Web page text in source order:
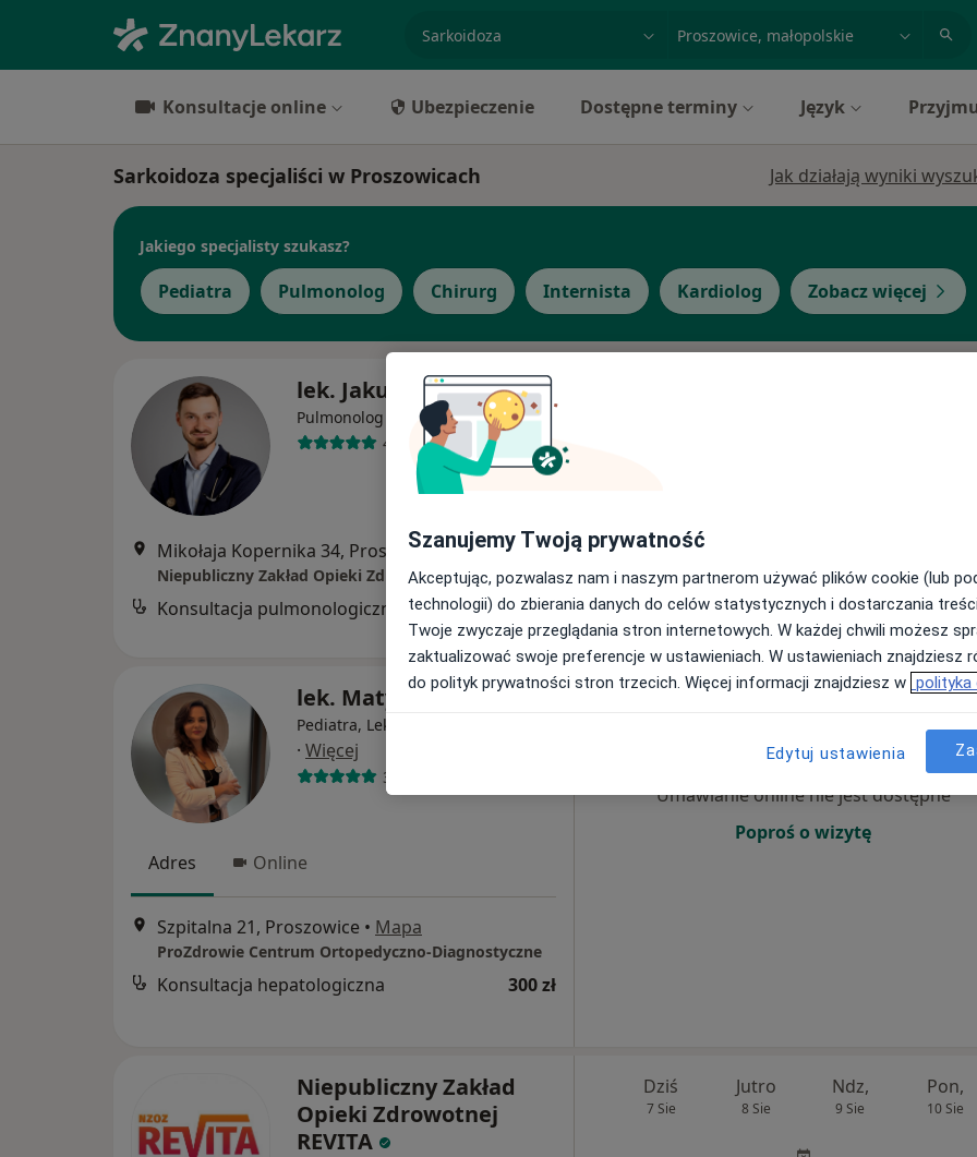
Konsultacje online Ubezpieczenie Dostępne terminy Język
Sarkoidoza specjaliści w Proszowicach Jak działają wyniki
Jakiego specjalisty szukasz?
Pediatra Pulmonolog Chirurg Internista Kardiolog Zobacz więcej
lek. Jakub Pabjańczyk
Pulmonolog Więcej
41 opinii
Mikołaja Kopernika 34, Proszowice•Mapa
Niepubliczny Zakład Opieki Zdrowotnej REVITA
Konsultacja pulmonologiczna 200 zł
lek. Matylda Wójcik
Pediatra, Lekarz chorób zakaźnych
· Więcej
394 opinie
Adres Online
Szpitalna 21, Proszowice • Mapa
ProZdrowie Centrum Ortopedyczno-Diagnostyczne
Konsultacja hepatologiczna 300 zł
Ndz, Pon,
Umawianie online nie jest dostępne
Poproś o wizytę
Niepubliczny Zakład
Opieki Zdrowotnej
REVITA
Dziś
7 Sie
Jutro
8 Sie
Ndz,
9 Sie
Pon,
10 Sie
Szanujemy Twoją prywatność
Akceptując, pozwalasz nam i naszym partnerom używać plików cookie (lub
technologii) do zbierania danych do celów statystycznych i dostarczania
Twoje zwyczaje przeglądania stron internetowych. W każdej chwili możesz
zaktualizować swoje preferencje w ustawieniach. W ustawieniach znajdziesz
do polityk prywatności stron trzecich. Więcej informacji znajdziesz w polityka
Edytuj ustawienia